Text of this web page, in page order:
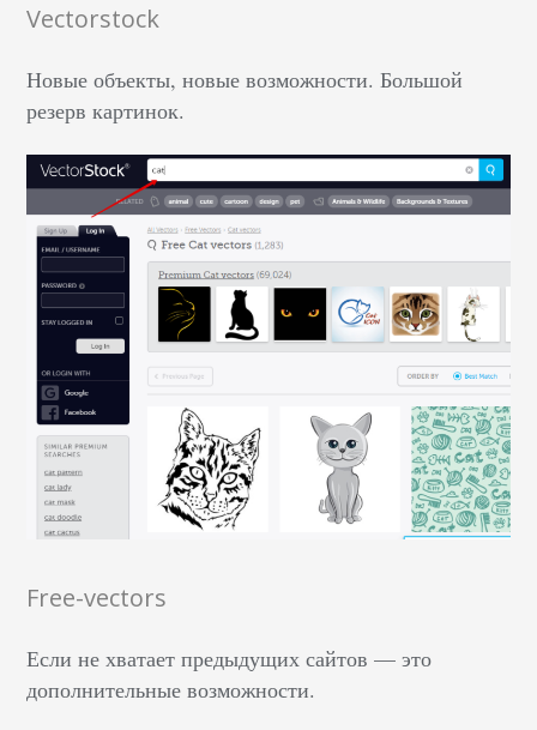
Vectorstock
Новые объекты, новые возможности. Большой
резерв картинок.
Free-vectors
Если не хватает предыдущих сайтов — это
дополнительные возможности.